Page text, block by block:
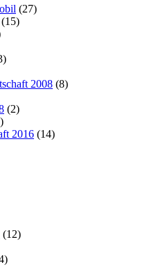
(27)
(15)
2008 (8)
(2)
2016 (14)
(12)